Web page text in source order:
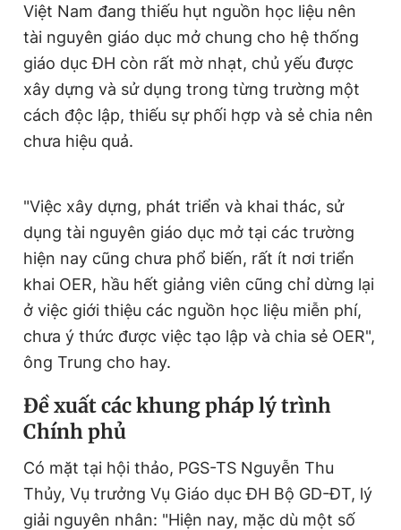
Việt Nam đang thiếu hụt nguồn học liệu nên
tài nguyên giáo dục mở chung cho hệ thống
giáo dục ĐH còn rất mờ nhạt, chủ yếu được
xây dựng và sử dụng trong từng trường một
cách độc lập, thiếu sự phối hợp và sẻ chia nên
chưa hiệu quả.
"Việc xây dựng, phát triển và khai thác, sử
dụng tài nguyên giáo dục mở tại các trường
hiện nay cũng chưa phổ biến, rất ít nơi triển
khai OER, hầu hết giảng viên cũng chỉ dừng lại
ở việc giới thiệu các nguồn học liệu miễn phí,
chưa ý thức được việc tạo lập và chia sẻ OER",
ông Trung cho hay.
Đề xuất các khung pháp lý trình
Chính phủ
Có mặt tại hội thảo, PGS-TS Nguyễn Thu
Thủy, Vụ trưởng Vụ Giáo dục ĐH Bộ GD-ĐT, lý
giải nguyên nhân: "Hiện nay, mặc dù một số